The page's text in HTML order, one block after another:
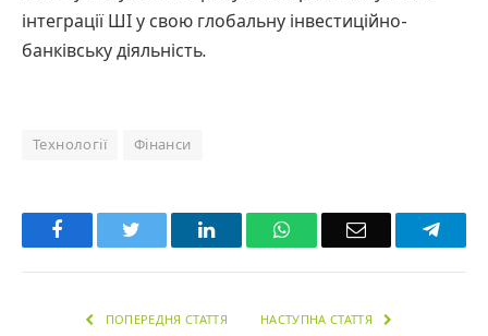
інтеграції ШІ у свою глобальну інвестиційно-
банківську діяльність.
Технології Фінанси
Facebook LinkedInWhatsAppEmail
ПОПЕРЕДНЯ СТАТТЯ НАСТУПНА СТАТТЯ